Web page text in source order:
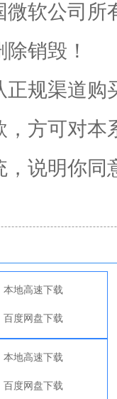
微软公司所
销毁！
规渠道购
方可对本
说明你同
本地高速下载
百度网盘下载
本地高速下载
百度网盘下载